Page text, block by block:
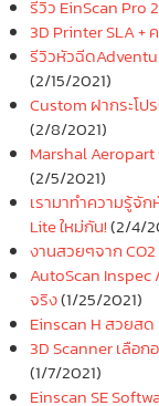
รีวิว EinScan Pro
3D Printer SLA +
รีวิวหัวฉีด
(2/15/2021)
Custom ฝากระโป
(2/8/2021)
Marshal
(2/5/2021)
เรามาทำความรู้จั
Lite ใหม่กัน!(2/4/
งานสวยๆจาก
AutoScan Inspec
จริง(1/25/2021)
Einscan H สวยส
3D Scanner เลือก
(1/7/2021)
Einscan SE